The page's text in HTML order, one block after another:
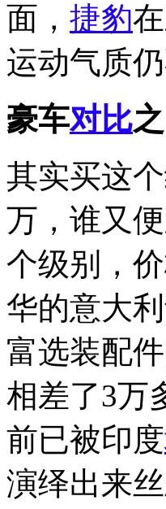
面， 捷豹
运动气质
豪车对比
其实买这
万，谁又
个级别，
华的意大
富选装配
相差了3万
前已被印度
演绎出来